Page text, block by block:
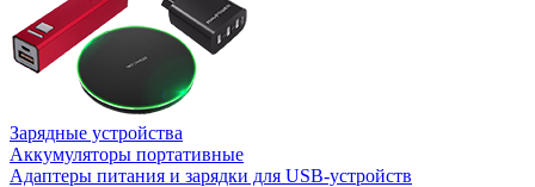
Зарядные устройства
Аккумуляторы портативные
Адаптеры питания и зарядки для USB-устройств